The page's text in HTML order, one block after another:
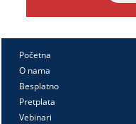
Početna
O nama
Besplatno
Pretplata
Vebinari